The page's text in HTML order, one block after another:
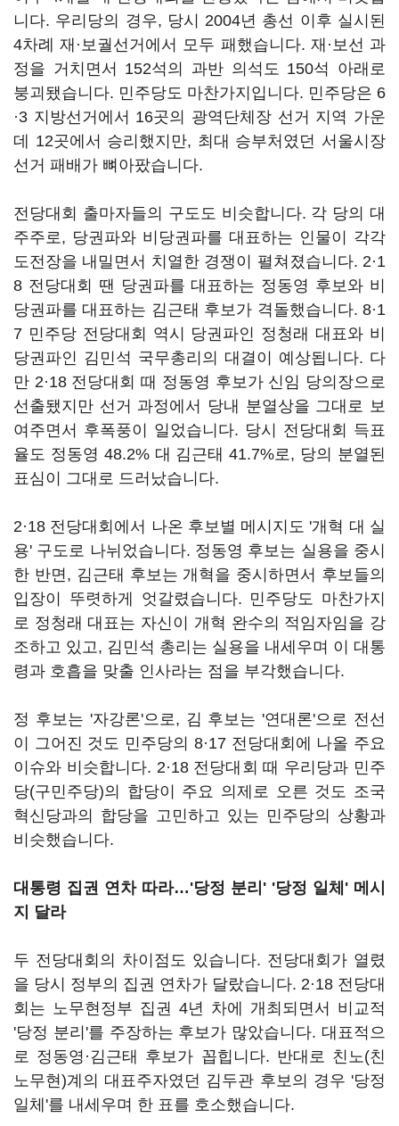
니다. 우리당의 경우, 당시 2004년 총선 이후 실시된
4차례 재·보궐선거에서 모두 패했습니다. 재·보선 과
정을 거치면서 152석의 과반 의석도 150석 아래로
붕괴됐습니다. 민주당도 마찬가지입니다. 민주당은 6
·3 지방선거에서 16곳의 광역단체장 선거 지역 가운
데 12곳에서 승리했지만, 최대 승부처였던 서울시장
선거 패배가 뼈아팠습니다.
전당대회 출마자들의 구도도 비슷합니다. 각 당의 대
주주로, 당권파와 비당권파를 대표하는 인물이 각각
도전장을 내밀면서 치열한 경쟁이 펼쳐졌습니다. 2·1
8 전당대회 땐 당권파를 대표하는 정동영 후보와 비
당권파를 대표하는 김근태 후보가 격돌했습니다. 8·1
7 민주당 전당대회 역시 당권파인 정청래 대표와 비
당권파인 김민석 국무총리의 대결이 예상됩니다. 다
만 2·18 전당대회 때 정동영 후보가 신임 당의장으로
선출됐지만 선거 과정에서 당내 분열상을 그대로 보
여주면서 후폭풍이 일었습니다. 당시 전당대회 득표
율도 정동영 48.2% 대 김근태 41.7%로, 당의 분열된
표심이 그대로 드러났습니다.
2·18 전당대회에서 나온 후보별 메시지도 '개혁 대 실
용' 구도로 나뉘었습니다. 정동영 후보는 실용을 중시
한 반면, 김근태 후보는 개혁을 중시하면서 후보들의
입장이 뚜렷하게 엇갈렸습니다. 민주당도 마찬가지
로 정청래 대표는 자신이 개혁 완수의 적임자임을 강
조하고 있고, 김민석 총리는 실용을 내세우며 이 대통
령과 호흡을 맞출 인사라는 점을 부각했습니다.
정 후보는 '자강론'으로, 김 후보는 '연대론'으로 전선
이 그어진 것도 민주당의 8·17 전당대회에 나올 주요
이슈와 비슷합니다. 2·18 전당대회 때 우리당과 민주
당(구민주당)의 합당이 주요 의제로 오른 것도 조국
혁신당과의 합당을 고민하고 있는 민주당의 상황과
비슷했습니다.
대통령 집권 연차 따라…'당정 분리' '당정 일체' 메시
지 달라
두 전당대회의 차이점도 있습니다. 전당대회가 열렸
을 당시 정부의 집권 연차가 달랐습니다. 2·18 전당대
회는 노무현정부 집권 4년 차에 개최되면서 비교적
'당정 분리'를 주장하는 후보가 많았습니다. 대표적으
로 정동영·김근태 후보가 꼽힙니다. 반대로 친노(친
노무현)계의 대표주자였던 김두관 후보의 경우 '당정
일체'를 내세우며 한 표를 호소했습니다.